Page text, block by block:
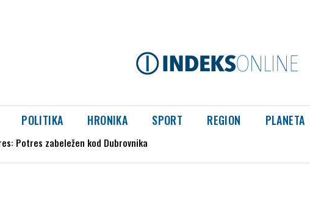
POLITIKA HRONIKA SPORT REGION PLANETA
program za avgust